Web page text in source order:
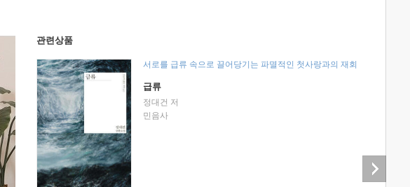
관련상품
서로를 급류 속으로 끌어당기는 파멸적인 첫사랑과의 재회
급류
정대건 저
민음사